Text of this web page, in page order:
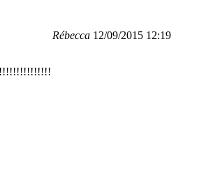
Rébecca 12/09/2015 12:19